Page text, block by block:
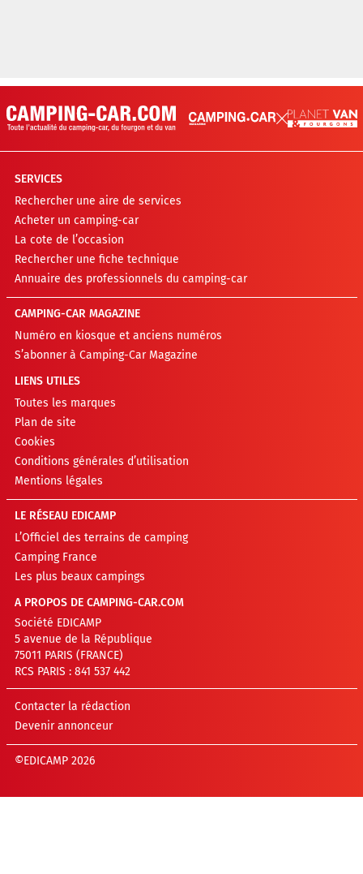
SERVICES
Rechercher une aire de services
Acheter un camping-car
La cote de l’occasion
Rechercher une fiche technique
Annuaire des professionnels du camping-car
CAMPING-CAR MAGAZINE
Numéro en kiosque et anciens numéros
S’abonner à Camping-Car Magazine
LIENS UTILES
Toutes les marques
Plan de site
Cookies
Conditions générales d’utilisation
Mentions légales
LE RÉSEAU EDICAMP
L’Officiel des terrains de camping
Camping France
Les plus beaux campings
A PROPOS DE CAMPING-CAR.COM
Société EDICAMP
5 avenue de la République
75011 PARIS (FRANCE)
RCS PARIS : 841 537 442
Contacter la rédaction
Devenir annonceur
©EDICAMP 2026